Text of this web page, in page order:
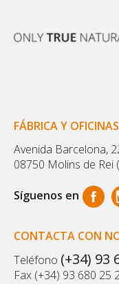
FÁBRICA Y OFICINAS
Avenida Barcelona,
08750 Molins de Rei
Síguenos en
CONTACTA CON
Teléfono (+34) 93
Fax (+34) 93 680 25